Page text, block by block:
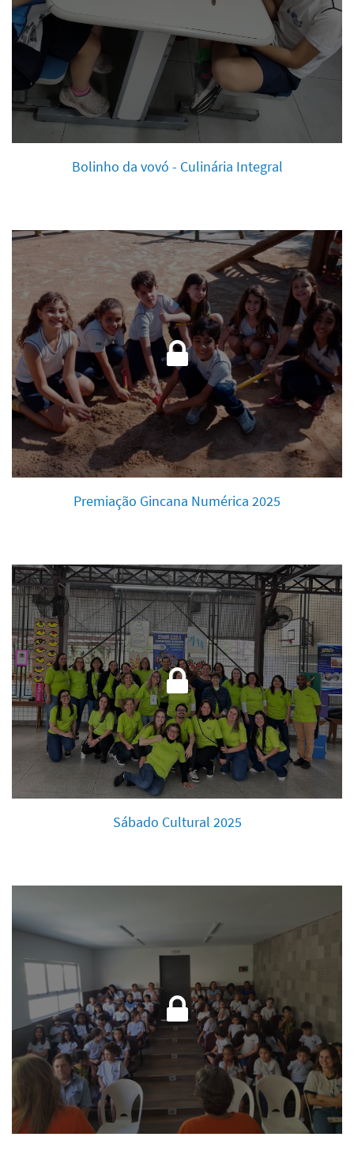
Bolinho da vovó - Culinária Integral
Premiação Gincana Numérica 2025
Sábado Cultural 2025